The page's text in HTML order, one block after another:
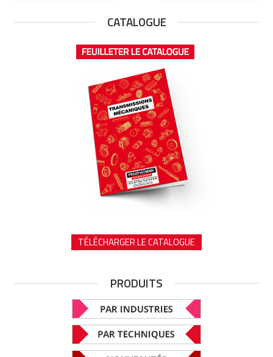
CATALOGUE
TÉLÉCHARGER LE CATALOGUE
PRODUITS